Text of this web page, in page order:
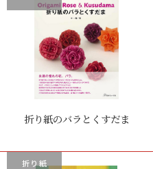
折り紙のバラとくすだま
折り紙